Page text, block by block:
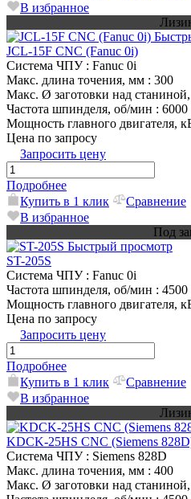
В избранное
JCL-15F CNC (Fanuc 0i)
Система ЧПУ: Fanuc 0i
Макс. длина точения, мм : 300
Макс. Ø заготовки над
Частота шпинделя, об/мин : 6000
Мощность главного двигателя,
Цена по запросу
Запросить цену
Подробнее
Купить в 1 клик
Сравнение
В избранное
Под
Быстрый просмотр
ST-205S
Система ЧПУ: Fanuc 0i
Частота шпинделя, об/мин : 4500
Мощность главного двигателя,
Цена по запросу
Запросить цену
Подробнее
Купить в 1 клик
Сравнение
В избранное
KDCK-25HS CNC (Siemens
Система ЧПУ: Siemens 828D
Макс. длина точения, мм : 400
Макс. Ø заготовки над